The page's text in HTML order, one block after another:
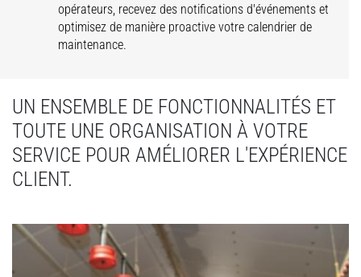
opérateurs, recevez des notifications d'événements et
optimisez de manière proactive votre calendrier de
maintenance.
UN ENSEMBLE DE FONCTIONNALITÉS ET
TOUTE UNE ORGANISATION À VOTRE
SERVICE POUR AMÉLIORER L'EXPÉRIENCE
CLIENT.